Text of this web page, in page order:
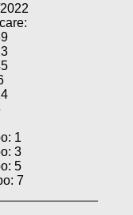
1
3
5
7